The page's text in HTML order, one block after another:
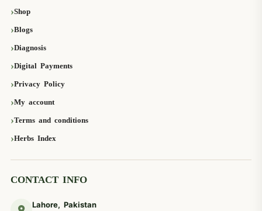
Shop
Blogs
Diagnosis
Digital Payments
Privacy Policy
My account
Terms and conditions
Herbs Index
CONTACT INFO
Lahore, Pakistan